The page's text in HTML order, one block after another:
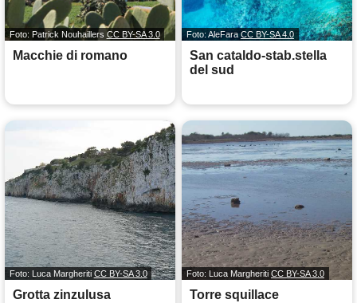
Foto: Patrick Nouhaillers CC BY-SA 3.0
Macchie di romano
Foto: AleFaraCC BY-SA 4.0
San cataldo-stab.stella
del sud
Foto: Luca Margheriti CC BY-SA 3.0
Grotta zinzulusa
Foto: Luca Margheriti CC BY-SA 3.0
Torre squillace